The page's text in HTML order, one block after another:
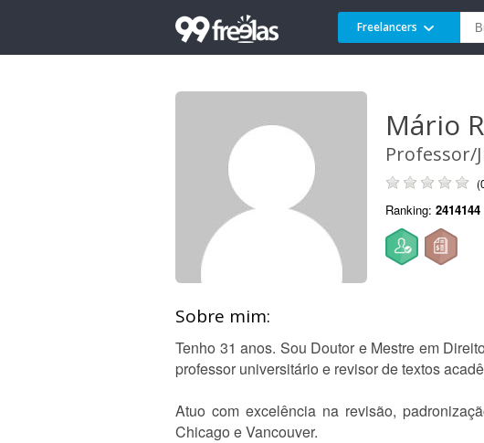
Freelancers
Mário
Professor/
Ranking: 2414144
Sobre mim:
Tenho 31 anos. Sou Doutor e Mestre em
professor universitário e revisor de textos
Atuo com excelência na revisão,
Chicago e Vancouver.